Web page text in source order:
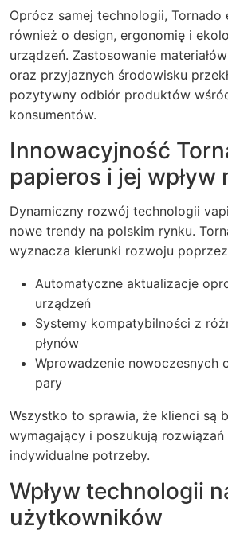
Oprócz samej technologii, Tornado
również o design, ergonomię i
urządzeń. Zastosowanie
oraz przyjaznych środowisku
pozytywny odbiór produktów
konsumentów.
Innowacyjność
papieros i jej wpływ
Dynamiczny rozwój technologii
nowe trendy na polskim rynku.
wyznacza kierunki rozwoju
Automatyczne aktualizacje
urządzeń
Systemy kompatybilności z
płynów
Wprowadzenie nowoczesnych
pary
Wszystko to sprawia, że klienci są
wymagający i poszukują rozwiązań
indywidualne potrzeby.
Wpływ technologii
użytkowników